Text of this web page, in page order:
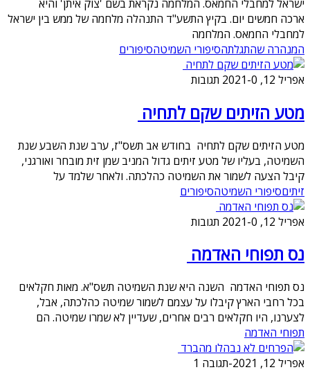
ישראל למחבלי החמאס. המלחמה נקראת בשם 'צוק איתן' והיא
ארכה חמשים יום. בקיץ התשע"ד התנהלה מלחמה של ממש בין ישראל
למחבלי החמאס. המלחמה
המנהרה שהתגלתהסיפורי השמיטהסיפורים
אפריל 12, 2021
-0 תגובות
מטע הזיתים שקם לתחיה
מטע הזיתים שקם לתחיה בחודש אב תשס"ז, ערב שנת השבע שנת
השמיטה, בעליו של מטע זיתים גדול המניב שמן זית מובחר ואורגני,
קיבל הצעה לשמור את השמיטה כהלכתה. ולאחר שלמד על
זיתיםסיפורי השמיטהסיפורים
אפריל 12, 2021
-0 תגובות
נס תפוחי האדמה
נס תפוחי האדמה השנה היא שנת השמיטה תשס"א. מאות חקלאים
בכל רחבי הארץ קיבלו על עצמם לשמור שמיטה כהלכתה, אבל,
לצערנו, היו חקלאים רבים אחרים, שעדיין לא שמרו שמיטה. הם
תפוחי האדמה
אפריל 12, 2021
-תגובה 1